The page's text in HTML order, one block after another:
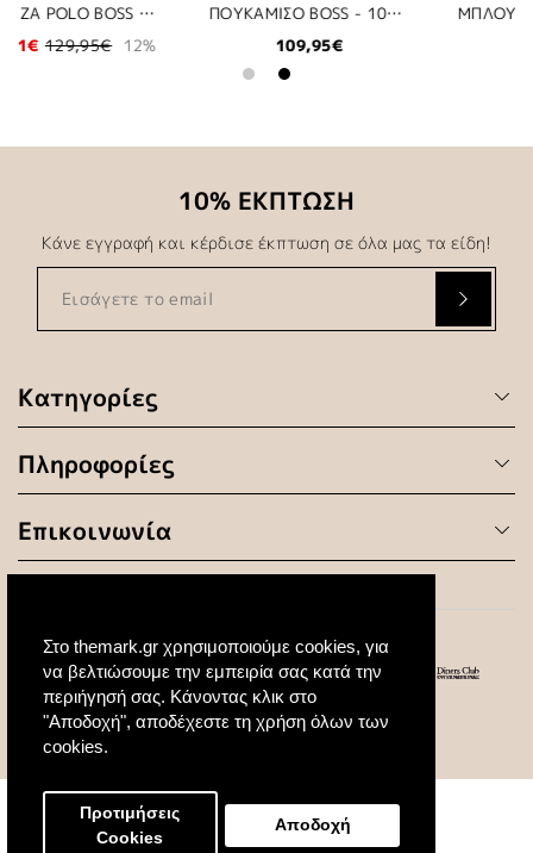
Στο themark.gr χρησιμοποιούμε cookies, για
να βελτιώσουμε την εμπειρία σας κατά την
περιήγησή σας. Κάνοντας κλικ στο
"Αποδοχή", αποδέχεστε τη χρήση όλων των
cookies.
Προτιμήσεις
Cookies
Αποδοχή
ΠΟΥΚΑΜΙΣΟ BOSS - 100 ΛΕΥΚΟ
ΜΠΛΟΥΖΑ T-SHIRT BOSS - 459 ΣΙΕΛ
Κατηγορίες
Πληροφορίες
Επικοινωνία
10% ΕΚΠΤΩΣΗ
Κάνε εγγραφή και κέρδισε έκπτωση σε όλα μας τα είδη!
© 2020 All Rights Reserved. Created by